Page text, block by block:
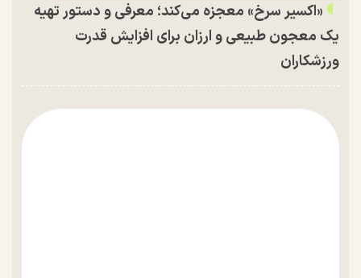
«اکسیر سرخ» معجزه می‌کند؛ معرفی و دستور تهیه
یک معجون طبیعی و ارزان برای افزایش قدرت
ورزشکاران